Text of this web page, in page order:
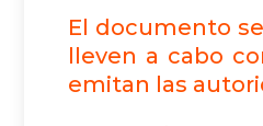
El documento
lleven a cabo
emitan las